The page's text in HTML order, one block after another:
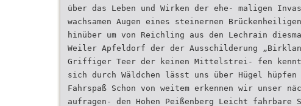
über das Leben und Wirken der ehe- maligen
wachsamen Augen eines steinernen
hinüber um von Reichling aus den Lechrain
Weiler Apfeldorf der der Ausschilderung
Griffiger Teer der keinen Mittelstrei- fen kennt
sich durch Wäldchen lässt uns über Hügel hüpfen
Fahrspaß Schon von weitem erkennen wir unser
aufragen- den Hohen Peißenberg Leicht fahrbare